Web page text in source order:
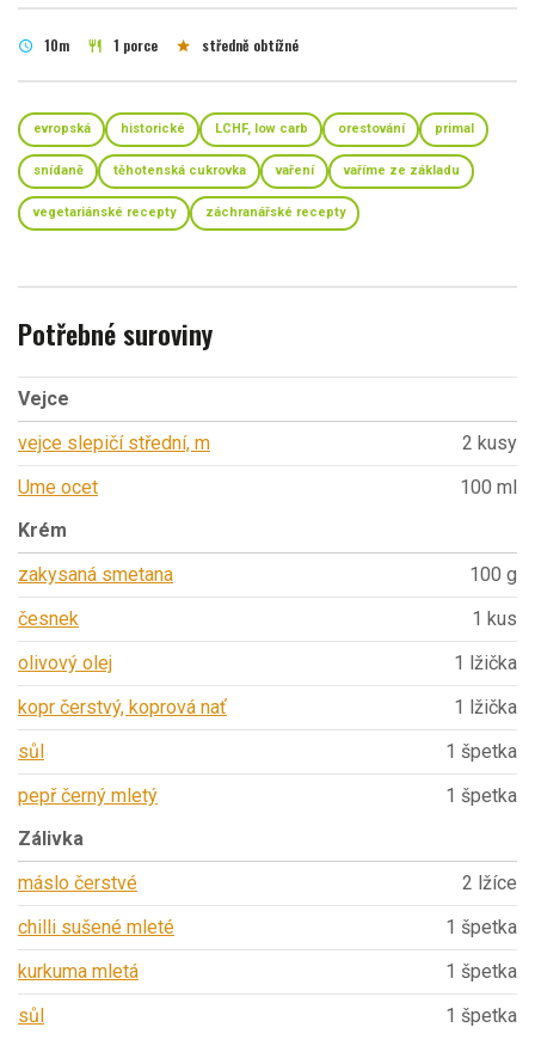
schedule 10m restaurant 1 porce star středně obtížné
evropská historické LCHF, low carb orestování primal
snídaně těhotenská cukrovka vaření vaříme ze základu
vegetariánské recepty záchranářské recepty
Potřebné suroviny
Vejce
vejce slepičí střední, m
2 kusy
Ume ocet
100 ml
Krém
zakysaná smetana
100 g
česnek
1 kus
olivový olej
1 lžička
kopr čerstvý, koprová nať
1 lžička
sůl
1 špetka
pepř černý mletý
1 špetka
Zálivka
máslo čerstvé
2 lžíce
chilli sušené mleté
1 špetka
kurkuma mletá
1 špetka
sůl
1 špetka